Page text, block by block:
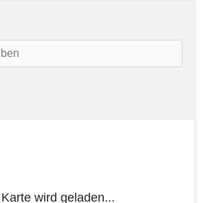
Karte wird geladen...